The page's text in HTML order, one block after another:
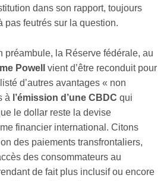
dans son rapport, toujours
pas feutrés sur la question.
préambule, la Réserve fédérale, au
Powell
vient d’être reconduit pour
d’autres avantages « non
à l’émission d’une CBDC qui
le dollar reste la devise
financier international. Citons
des paiements transfrontaliers,
des consommateurs au
de fait plus inclusif ou encore